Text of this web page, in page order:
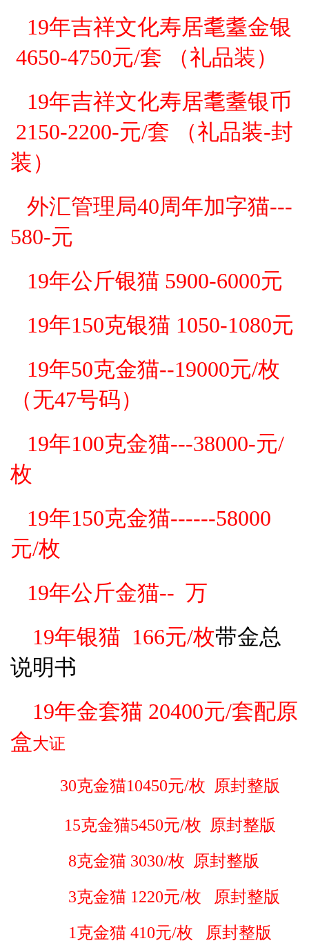
19年吉祥文化寿居耄耋金银
4650-4750元/套 （礼品装）
19年吉祥文化寿居耄耋银币
2150-2200-元/套 （礼品装-封
装）
外汇管理局40周年加字猫---
580-元
19年公斤银猫 5900-6000元
19年150克银猫 1050-1080元
19年50克金猫--19000元/枚
（无47号码）
19年100克金猫---38000-元/
枚
19年150克金猫------58000
元/枚
19年公斤金猫-- 万
19年银猫 166元/枚带金总
说明书
19年金套猫 20400元/套配原
盒大证
30克金猫10450元/枚 原封整版
15克金猫5450元/枚 原封整版
8克金猫 3030/枚 原封整版
3克金猫 1220元/枚 原封整版
1克金猫 410元/枚 原封整版